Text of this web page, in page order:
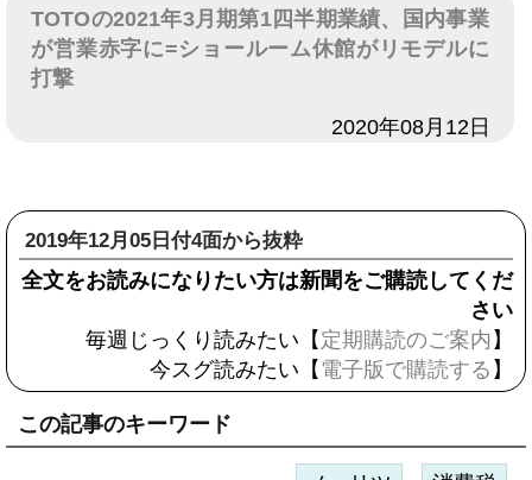
TOTOの2021年3月期第1四半期業績、国内事業
が営業赤字に=ショールーム休館がリモデルに
打撃
2020年08月12日
2019年12月05日付4面から抜粋
全文をお読みになりたい方は新聞をご購読してくだ
さい
毎週じっくり読みたい【 定期購読のご案内 】
今スグ読みたい【 電子版で購読する 】
この記事のキーワード